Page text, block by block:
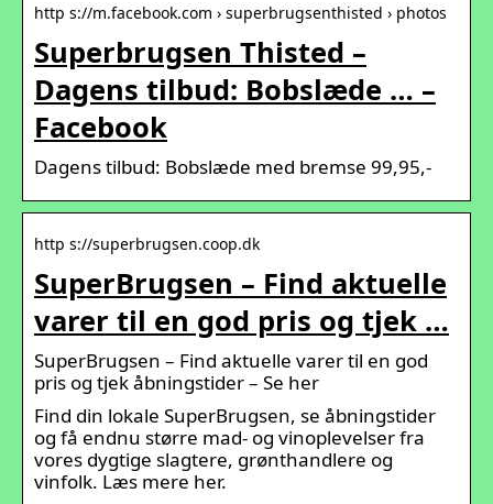
http s://m.facebook.com › superbrugsenthisted › photos
Superbrugsen Thisted –
Dagens tilbud: Bobslæde … –
Facebook
Dagens tilbud: Bobslæde med bremse 99,95,-
http s://superbrugsen.coop.dk
SuperBrugsen – Find aktuelle
varer til en god pris og tjek …
SuperBrugsen – Find aktuelle varer til en god
pris og tjek åbningstider – Se her
Find din lokale SuperBrugsen, se åbningstider
og få endnu større mad- og vinoplevelser fra
vores dygtige slagtere, grønthandlere og
vinfolk. Læs mere her.